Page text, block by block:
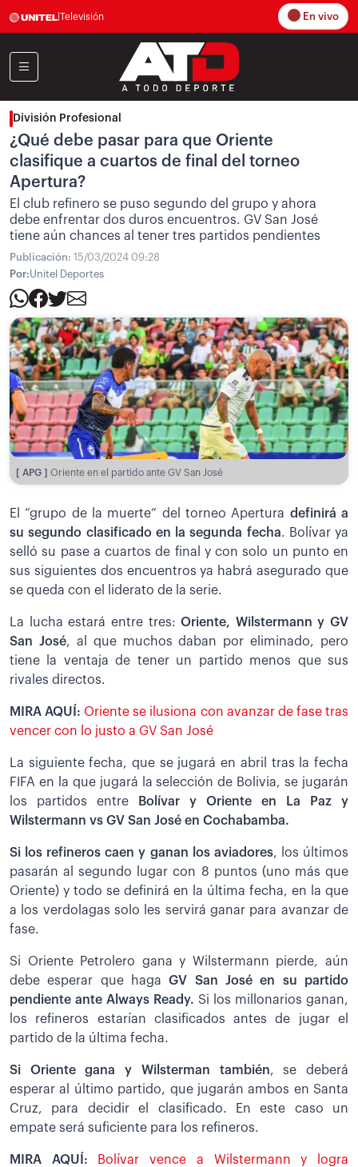
Televisión En vivo
División Profesional
¿Qué debe pasar para que Oriente
clasifique a cuartos de final del torneo
Apertura?
El club refinero se puso segundo del grupo y ahora
debe enfrentar dos duros encuentros. GV San José
tiene aún chances al tener tres partidos pendientes
Publicación: 15/03/2024 09:28
Por:Unitel Deportes
[ APG ] Oriente en el partido ante GV San José
El “grupo de la muerte” del torneo Apertura definirá a
su segundo clasificado en la segunda fecha. Bolívar ya
selló su pase a cuartos de final y con solo un punto en
sus siguientes dos encuentros ya habrá asegurado que
se queda con el liderato de la serie.
La lucha estará entre tres: Oriente, Wilstermann y GV
San José, al que muchos daban por eliminado, pero
tiene la ventaja de tener un partido menos que sus
rivales directos.
MIRA AQUÍ: Oriente se ilusiona con avanzar de fase tras
vencer con lo justo a GV San José
La siguiente fecha, que se jugará en abril tras la fecha
FIFA en la que jugará la selección de Bolivia, se jugarán
los partidos entre Bolívar y Oriente en La Paz y
Wilstermann vs GV San José en Cochabamba.
Si los refineros caen y ganan los aviadores, los últimos
pasarán al segundo lugar con 8 puntos (uno más que
Oriente) y todo se definirá en la última fecha, en la que
a los verdolagas solo les servirá ganar para avanzar de
fase.
Si Oriente Petrolero gana y Wilstermann pierde, aún
debe esperar que hagaGV San José en su partido
pendiente ante Always Ready. Si los millonarios ganan,
los refineros estarían clasificados antes de jugar el
partido de la última fecha.
Si Oriente gana y Wilsterman también, se deberá
esperar al último partido, que jugarán ambos en Santa
Cruz, para decidir el clasificado. En este caso un
empate será suficiente para los refineros.
MIRA AQUÍ: Bolívar vence a Wilstermann y logra